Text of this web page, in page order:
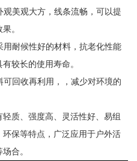
美观大方，线条流畅，可以提
。
耐候性好的材料，抗老化性能
较长的使用寿命。
回收再利用，，减少对环境的
质、强度高、灵活性好、易组
保等特点，广泛应用于户外活
合。